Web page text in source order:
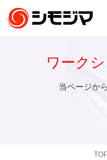
ワーク
当ページか